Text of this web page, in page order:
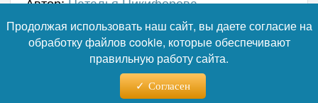
Читайте нас в телеграм
Продолжая использовать наш сайт, вы даете согласие на
обработку файлов cookie, которые обеспечивают
правильную работу сайта.
Согласен